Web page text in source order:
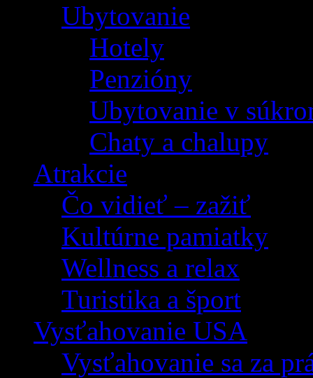
Ubytovanie
Hotely
Penzióny
Ubytovanie v
Chaty a chalupy
Atrakcie
Čo vidieť – zažiť
Kultúrne pamiatky
Wellness a relax
Turistika a šport
Vysťahovanie USA
Vysťahovanie sa za